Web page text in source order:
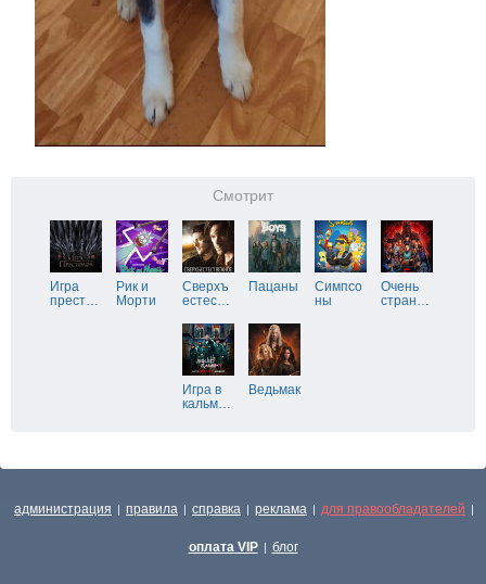
Смотрит
Игра
прест…
Рик и
Морти
Сверхъ
естес…
Пацаны
Симпсо
ны
Очень
стран…
Игра в
кальм…
Ведьмак
администрация | правила | справка | реклама | для правообладателей |
оплата VIP | блог